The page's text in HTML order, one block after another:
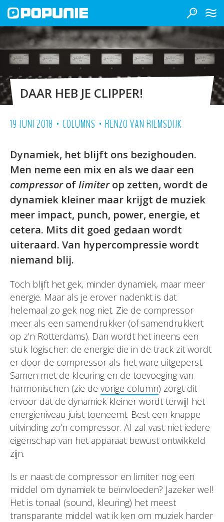
DAAR HEB JE CLIPPER!
19 JUNI 2018 • COLUMNS • RENZO VAN RIEMSDIJK
Dynamiek, het blijft ons bezighouden.
Men neme een mix en als we daar een
compressoroflimiterop zetten, wordt de
dynamiek kleiner maar krijgt de muziek
meer impact, punch, power, energie, et
cetera. Mits dit goed gedaan wordt
uiteraard. Van hypercompressie wordt
niemand blij.
Toch blijft het gek, minder dynamiek, maar meer
energie. Maar als je erover nadenkt is dat
helemaal zo gek nog niet. Zie de compressor
meer als een samendrukker (of samendrukkert
op z’n Rotterdams). Dan wordt het ineens een
stuk logischer: de energie die in de track zit wordt
er door de compressor als het ware uitgeperst.
Samen met de kleuring en de toevoeging van
harmonischen (zie de vorige column) zorgt dit
ervoor dat de dynamiek kleiner wordt terwijl het
energieniveau juist toeneemt. Best een knappe
uitvinding zo’n compressor. Al zal vast niet iedere
eigenschap van het apparaat bewust ontwikkeld
zijn.
Is er naast de compressor en limiter nog een
middel om dynamiek te beïnvloeden? Jazeker wel!
Het is tonaal (sound, kleuring) het meest
transparante middel wat ik ken om muziek harder